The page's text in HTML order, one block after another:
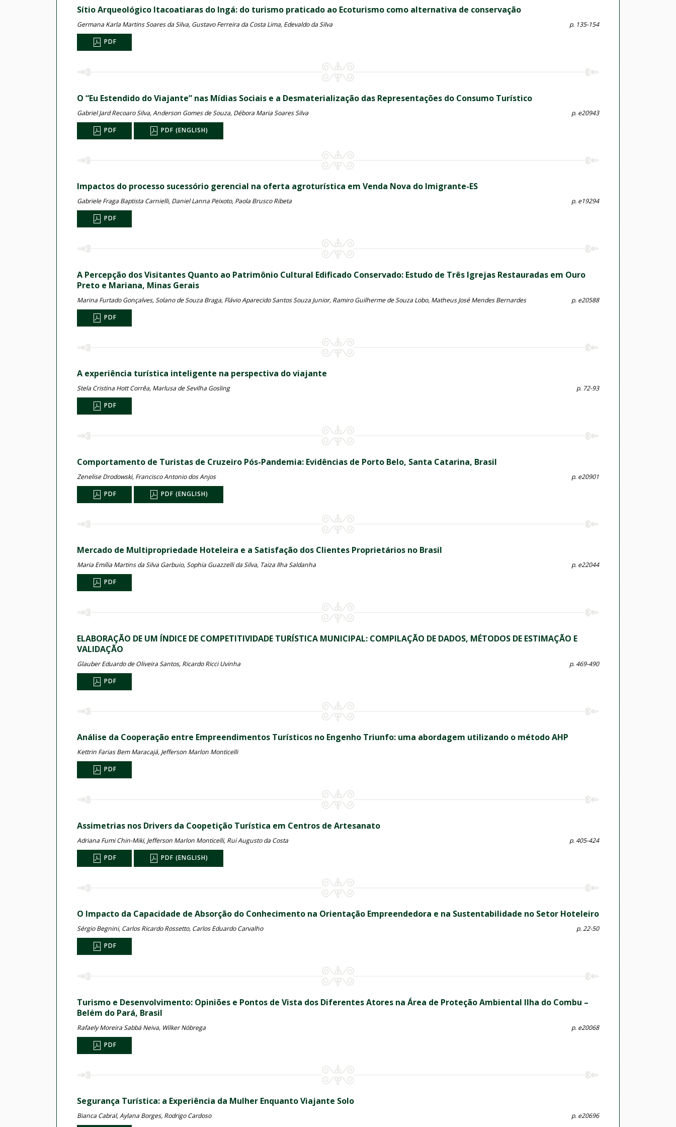
Sítio Arqueológico Itacoatiaras do Ingá: do turismo praticado ao Ecoturismo como alternativa de conservação
Germana Karla Martins Soares da Silva, Gustavo Ferreira da Costa Lima, Edevaldo da Silva p. 135-154
PDF
O “Eu Estendido do Viajante” nas Mídias Sociais e a Desmaterialização das Representações do Consumo Turístico
Gabriel Jard Recoaro Silva, Anderson Gomes de Souza, Débora Maria Soares Silva p. e20943
PDF PDF (ENGLISH)
Impactos do processo sucessório gerencial na oferta agroturística em Venda Nova do Imigrante-ES
Gabriele Fraga Baptista Carnielli, Daniel Lanna Peixoto, Paola Brusco Ribeta p. e19294
PDF
A Percepção dos Visitantes Quanto ao Patrimônio Cultural Edificado Conservado: Estudo de Três Igrejas Restauradas em Ouro
Preto e Mariana, Minas Gerais
Marina Furtado Gonçalves, Solano de Souza Braga, Flávio Aparecido Santos Souza Junior, Ramiro Guilherme de Souza Lobo, Matheus José Mendes Bernardes p. e20588
PDF
A experiência turística inteligente na perspectiva do viajante
Stela Cristina Hott Corrêa, Marlusa de Sevilha Gosling p. 72-93
PDF
Comportamento de Turistas de Cruzeiro Pós-Pandemia: Evidências de Porto Belo, Santa Catarina, Brasil
Zenelise Drodowski, Francisco Antonio dos Anjos p. e20901
PDF PDF (ENGLISH)
Mercado de Multipropriedade Hoteleira e a Satisfação dos Clientes Proprietários no Brasil
Maria Emília Martins da Silva Garbuio, Sophia Guazzelli da Silva, Taiza Ilha Saldanha p. e22044
PDF
ELABORAÇÃO DE UM ÍNDICE DE COMPETITIVIDADE TURÍSTICA MUNICIPAL: COMPILAÇÃO DE DADOS, MÉTODOS DE ESTIMAÇÃO E
VALIDAÇÃO
Glauber Eduardo de Oliveira Santos, Ricardo Ricci Uvinha p. 469-490
PDF
Análise da Cooperação entre Empreendimentos Turísticos no Engenho Triunfo: uma abordagem utilizando o método AHP
Kettrin Farias Bem Maracajá, Jefferson Marlon Monticelli
PDF
Assimetrias nos Drivers da Coopetição Turística em Centros de Artesanato
Adriana Fumi Chin-Miki, Jefferson Marlon Monticelli, Rui Augusto da Costa p. 405-424
PDF PDF (ENGLISH)
O Impacto da Capacidade de Absorção do Conhecimento na Orientação Empreendedora e na Sustentabilidade no Setor Hoteleiro
Sérgio Begnini, Carlos Ricardo Rossetto, Carlos Eduardo Carvalho p. 22-50
PDF
Turismo e Desenvolvimento: Opiniões e Pontos de Vista dos Diferentes Atores na Área de Proteção Ambiental Ilha do Combu –
Belém do Pará, Brasil
Rafaely Moreira Sabbá Neiva, Wilker Nóbrega p. e20068
PDF
Segurança Turística: a Experiência da Mulher Enquanto Viajante Solo
Bianca Cabral, Aylana Borges, Rodrigo Cardoso p. e20696